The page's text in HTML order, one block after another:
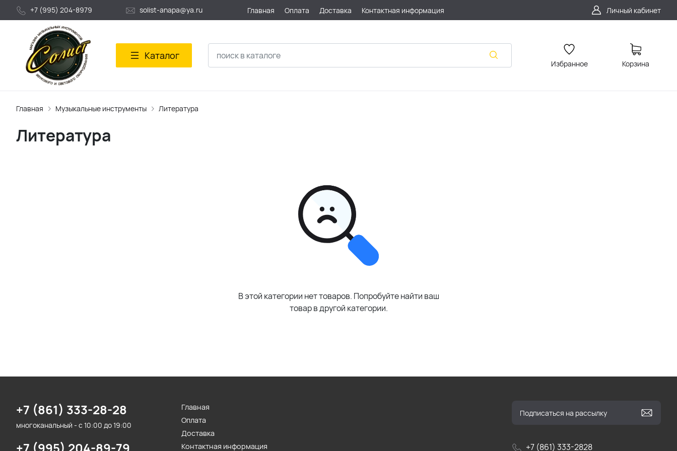
+7 (995) 204-8979 solist-anapa@ya.ru Главная Оплата Доставка Контактная информация Личный кабинет
Каталог
Избранное Корзина
Главная Музыкальные инструменты Литература
Литература
В этой категории нет товаров. Попробуйте найти ваш
товар в другой категории.
+7 (861) 333-28-28
многоканальный - с 10:00 до 19:00
+7 (861) 333-2828
Главная
Оплата
Доставка
Контактная информация